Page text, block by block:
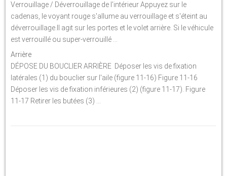
Verrouillage / Déverrouillage de l'intérieur Appuyez sur le
cadenas, le voyant rouge s'allume au verrouillage et s'éteint au
déverrouillage.Il agit sur les portes et le volet arrière. Si le véhicule
est verrouillé ou super-verrouillé ...
Arrière
DÉPOSE DU BOUCLIER ARRIÈRE Déposer les vis de fixation
latérales (1) du bouclier sur l'aile (figure 11-16) Figure 11-16
Déposer les vis de fixation inférieures (2) (figure 11-17). Figure
11-17 Retirer les butées (3) ...